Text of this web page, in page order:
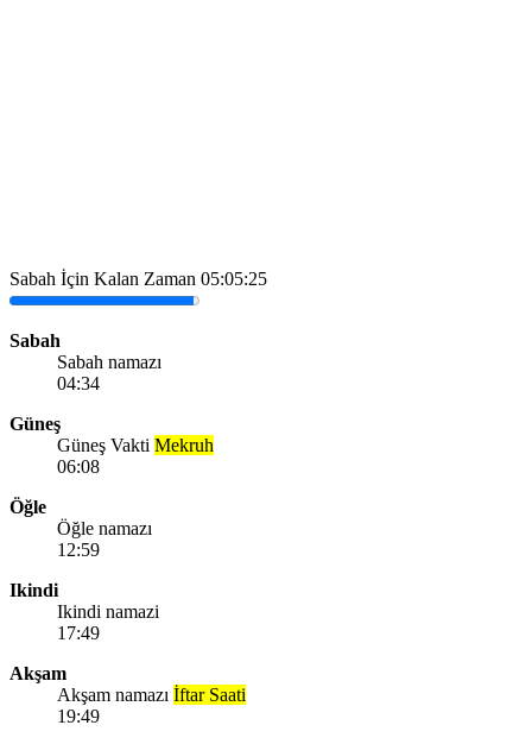
Sabah İçin Kalan Zaman 05:05:25
Sabah
Sabah namazı
04:34
Güneş
Güneş Vakti Mekruh
06:08
Öğle
Öğle namazı
12:59
Ikindi
Ikindi namazi
17:49
Akşam
Akşam namazı İftar Saati
19:49